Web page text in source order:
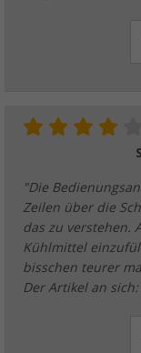
"Die
Zeilen über die
das zu verstehen.
Kühlmittel
bisschen teurer
Der Artikel an sich: